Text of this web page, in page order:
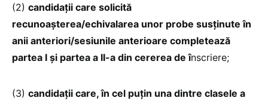
(2) candidații care solicită
recunoașterea/echivalarea unor probe susținute în
anii anteriori/sesiunile anterioare completează
partea I și partea a II-a din cererea de înscriere;
(3) candidații care, în cel puțin una dintre clasele a